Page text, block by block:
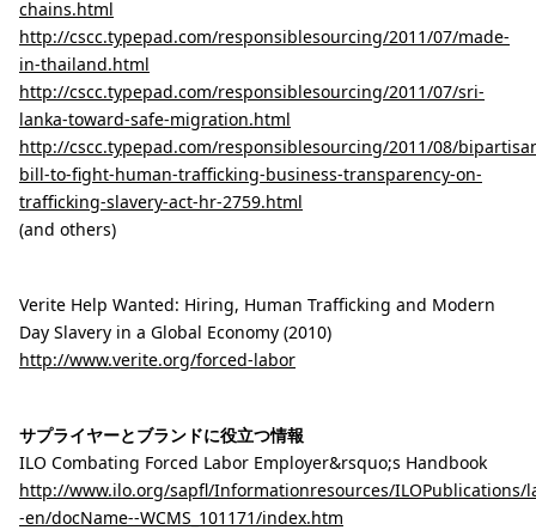
chains.html
http://cscc.typepad.com/responsiblesourcing/2011/07/made-
in-thailand.html
http://cscc.typepad.com/responsiblesourcing/2011/07/sri-
lanka-toward-safe-migration.html
http://cscc.typepad.com/responsiblesourcing/2011/08/
bill-to-fight-human-trafficking-business-transparency-on-
trafficking-slavery-act-hr-2759.html
(and others)
Verite Help Wanted: Hiring, Human Trafficking and Modern
Day Slavery in a Global Economy (2010)
http://www.verite.org/forced-labor
サプライヤーとブランドに役立つ情報
ILO Combating Forced Labor Employer&rsquo;s Handbook
http://www.ilo.org/sapfl/Informationresources/ILOPublications/
-en/docName--WCMS_101171/index.htm